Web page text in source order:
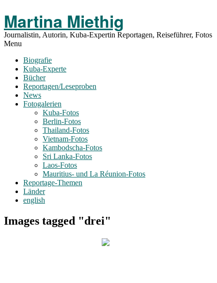
Menu
Martina Miethig
Journalistin, Autorin, Kuba-Expertin Reportagen, Reiseführer, Fotos
Menu
Biografie
Kuba-Experte
Bücher
Reportagen/Leseproben
News
Fotogalerien
Kuba-Fotos
Berlin-Fotos
Thailand-Fotos
Vietnam-Fotos
Kambodscha-Fotos
Sri Lanka-Fotos
Laos-Fotos
Mauritius- und La Réunion-Fotos
Reportage-Themen
Länder
english
Images tagged "drei"